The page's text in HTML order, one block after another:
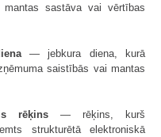
sastāva vai vērtības
— jebkura diena, kurā
saistībās vai mantas
rēķins — rēķins, kurš
strukturētā elektroniskā